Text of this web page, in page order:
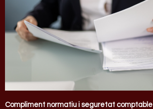
Compliment normatiu i seguretat comptable